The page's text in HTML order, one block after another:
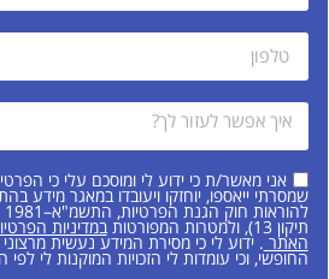
אני מאשר/ת כי ידוע לי ומוסכם עלי כי
שמסרתי ייאספו, יוחזקו ויעובדו במאגר מידע
תיקון 13), ולמטרות המפורטות במדיניות
האתר . ידוע לי כי מסירת המידע נעשית מרצוני
החופשי, וכי עומדות לי הזכויות המוקנות לי לפי